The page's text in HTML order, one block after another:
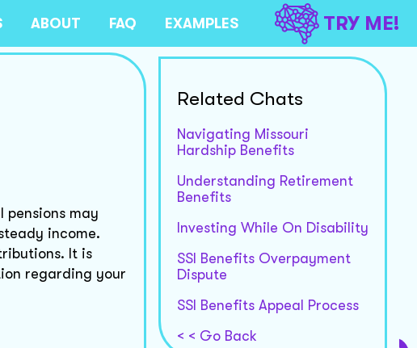
ABOUT FAQ EXAMPLES TRY ME!
pensions may
income.
It is
regarding your
Related Chats
Navigating Missouri
Hardship Benefits
Understanding Retirement
Benefits
Investing While On Disability
SSI Benefits Overpayment
Dispute
SSI Benefits Appeal Process
< < Go Back